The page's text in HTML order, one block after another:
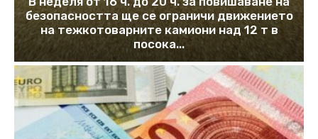
безопасността ще се ограничи движението
на тежкотоварните камиони над 12 т в
посока...